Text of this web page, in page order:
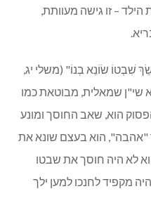
– זו גישה מעוותת,
שִׁבְטוֹ שׂוֹנֵא בְנוֹ" (משלי יג,
שי"ן שמאלית, מבוטאת כמו
הוא, שאב החוסך ומונע
"אהבה", הוא בעצם שונא את
לא היה חוסך את שבטו
מקפיד לחנכו למען ילך